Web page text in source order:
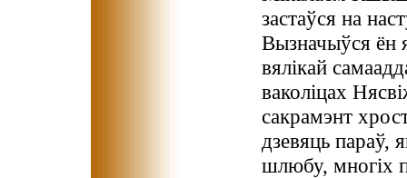
застаўся на
Вызначыўся ён
вялікай
ваколіцах
сакрамэнт
дзевяць параў,
шлюбу, многіх